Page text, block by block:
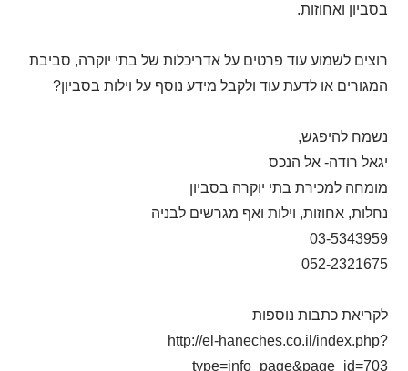
בסביון ואחוזות.
רוצים לשמוע עוד פרטים על אדריכלות של בתי יוקרה, סביבת
המגורים או לדעת עוד ולקבל מידע נוסף על וילות בסביון?
נשמח להיפגש,
יגאל רודה- אל הנכס
מומחה למכירת בתי יוקרה בסביון
נחלות, אחוזות, וילות ואף מגרשים לבניה
03-5343959
052-2321675
לקריאת כתבות נוספות
http://el-haneches.co.il/index.php?
type=info_page&page_id=703